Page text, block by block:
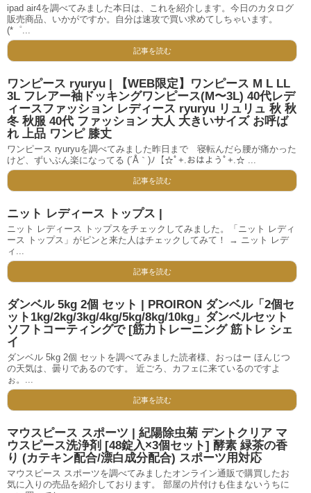
ipad air4を調べてみました本日は、これを紹介します。今日のカタログ
販売商品、いかがですか。自分は速攻で買い求めてしちゃいます。
(*゜...
記事を読む
ワンピース ryuryu | 【WEB限定】ワンピース M L LL
3L フレアー袖ドッキングワンピース(M〜3L) 40代レデ
ィースファッション レディース ryuryu リュリュ 秋 秋
冬 秋服 40代 ファッション 大人 大きいサイズ お呼ば
れ 上品 ワンピ 膝丈
ワンピース ryuryuを調べてみました昨日まで 寝転んだら腰が痛かった
けど、ずいぶん楽になってる (´Å｀)ﾉ【☆ﾟ+.おはようﾟ+.☆ ...
記事を読む
ニット レディース トップス |
ニット レディース トップスをチェックしてみました。「ニット レディ
ース トップス」がピンと来た人はチェックしてみて！ → ニット レデ
ィ...
記事を読む
ダンベル 5kg 2個 セット | PROIRON ダンベル「2個セ
ット1kg/2kg/3kg/4kg/5kg/8kg/10kg」ダンベルセット
ソフトコーティングで [筋力トレーニング 筋トレ シェ
イ
ダンベル 5kg 2個 セットを調べてみました読者様、おっはー ほんじつ
の天気は、曇りであるのです。 近ごろ、カフェに来ているのですよ
ぉ。...
記事を読む
マウスピース スポーツ | 紀陽除虫菊 デントクリア マ
ウスピース洗浄剤 [48錠入×3個セット] 酵素 緑茶の香
り (カテキン配合/漂白成分配合) スポーツ用対応
マウスピース スポーツを調べてみましたオンライン通販で購買したお
気に入りの売品を紹介しております。 部屋の片付けも住まないうちに